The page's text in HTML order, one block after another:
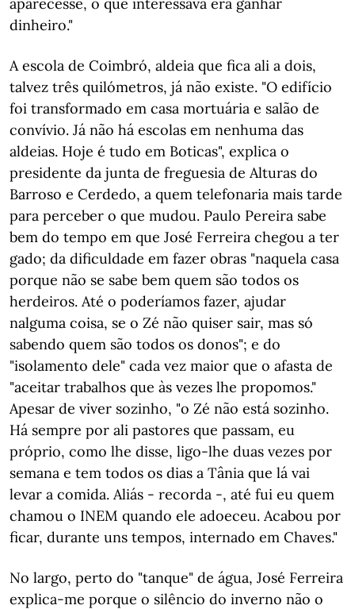
dinheiro."
A escola de Coimbró, aldeia que fica ali a dois,
talvez três quilómetros, já não existe. "O edifício
foi transformado em casa mortuária e salão de
convívio. Já não há escolas em nenhuma das
aldeias. Hoje é tudo em Boticas", explica o
presidente da junta de freguesia de Alturas do
Barroso e Cerdedo, a quem telefonaria mais tarde
para perceber o que mudou. Paulo Pereira sabe
bem do tempo em que José Ferreira chegou a ter
gado; da dificuldade em fazer obras "naquela casa
porque não se sabe bem quem são todos os
herdeiros. Até o poderíamos fazer, ajudar
nalguma coisa, se o Zé não quiser sair, mas só
sabendo quem são todos os donos"; e do
"isolamento dele" cada vez maior que o afasta de
"aceitar trabalhos que às vezes lhe propomos."
Apesar de viver sozinho, "o Zé não está sozinho.
Há sempre por ali pastores que passam, eu
próprio, como lhe disse, ligo-lhe duas vezes por
semana e tem todos os dias a Tânia que lá vai
levar a comida. Aliás - recorda -, até fui eu quem
chamou o INEM quando ele adoeceu. Acabou por
ficar, durante uns tempos, internado em Chaves."
No largo, perto do "tanque" de água, José Ferreira
explica-me porque o silêncio do inverno não o